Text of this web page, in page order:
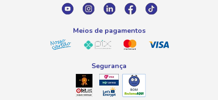
atendimento@savegnago.com.br
Meios de pagamentos
Segurança